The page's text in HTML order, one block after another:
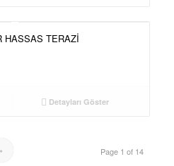
HASSAS TERAZİ
Detayları Göster
Page 1 of 14
»